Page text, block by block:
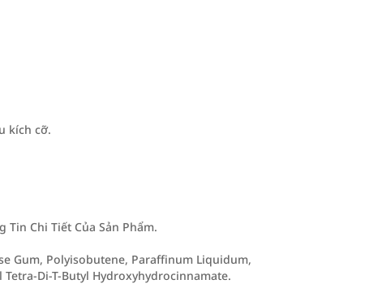
kích cỡ.
Chi Tiết Của Sản Phẩm.
Gum, Polyisobutene, Paraffinum Liquidum,
Di-T-Butyl Hydroxyhydrocinnamate.